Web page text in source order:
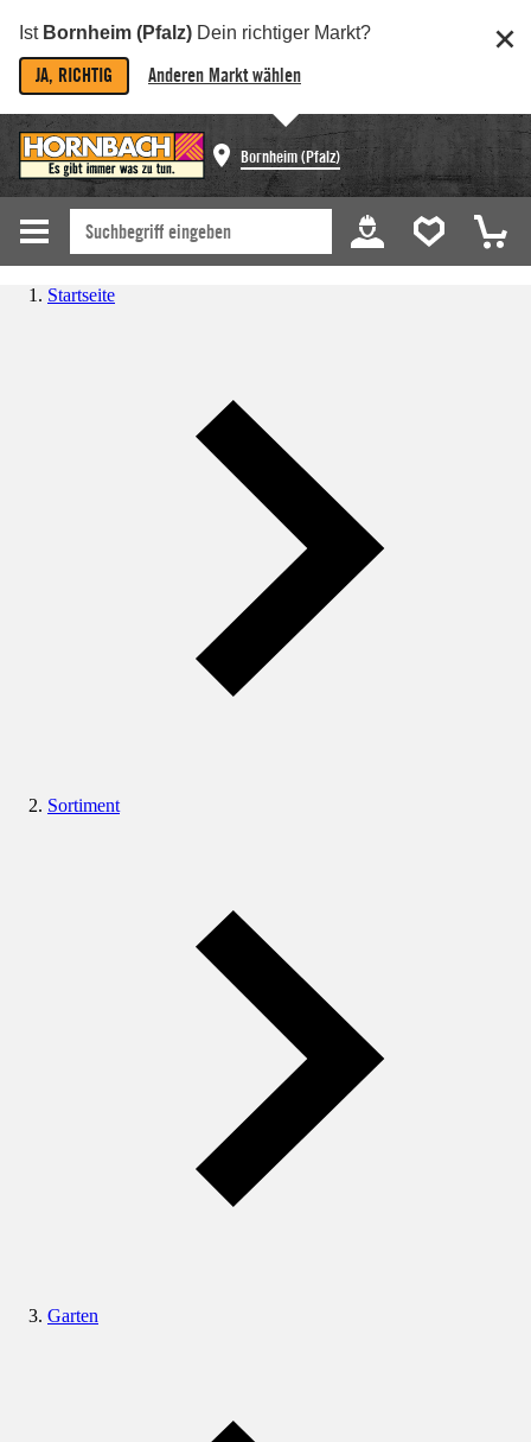
Ist Bornheim (Pfalz) Dein richtiger Markt?
JA, RICHTIG Anderen Markt wählen
Bornheim (Pfalz)
Startseite
Sortiment
Garten